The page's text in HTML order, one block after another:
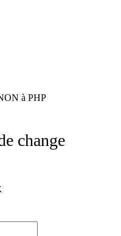
à PHP
change